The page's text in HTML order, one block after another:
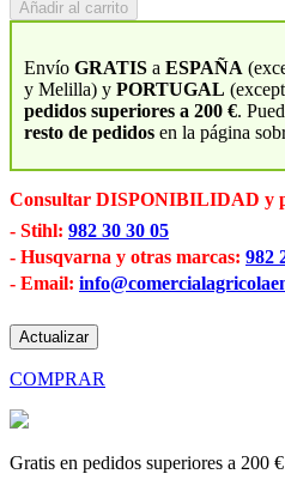
Añadir al carrito
Envío GRATIS a ESPAÑA
y Melilla) y PORTUGAL
pedidos superiores a 200 €.
resto de pedidos en la página
Consultar DISPONIBILIDAD y
- Stihl: 982 30 30 05
- Husqvarna y otras marcas: 982
- Email:
COMPRAR
Gratis en pedidos superiores a 200 €